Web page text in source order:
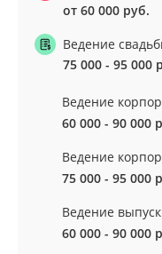
от 60 000 руб.
Ведение
75 000 - 95 000
Ведение
60 000 - 90 000
Ведение
75 000 - 95 000
Ведение
60 000 - 90 000